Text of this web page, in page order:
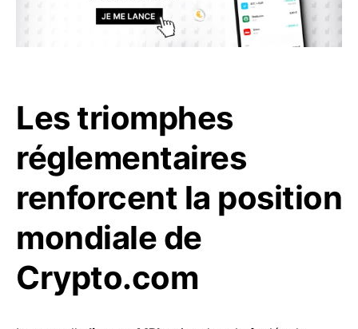
Les triomphes
réglementaires
renforcent la position
mondiale de
Crypto.com